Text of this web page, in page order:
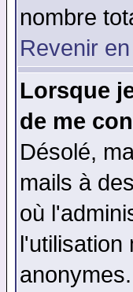
nombre
Revenir
Lorsque
de me
Désolé,
mails à
où
l'utilisation
anonymes.